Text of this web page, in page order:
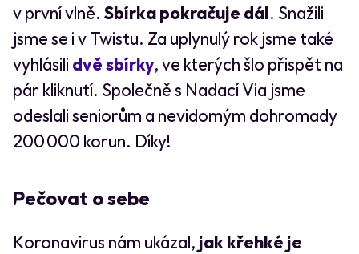
v první vlně. Sbírka pokračuje dál. Snažili
jsme se i v Twistu. Za uplynulý rok jsme také
vyhlásili dvě sbírky, ve kterých šlo přispět na
pár kliknutí. Společně s Nadací Via jsme
odeslali seniorům a nevidomým dohromady
200 000 korun. Díky!
Pečovat o sebe
Koronavirus nám ukázal, jak křehké je